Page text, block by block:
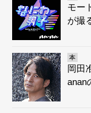
モー
が撮
本
岡田
anan